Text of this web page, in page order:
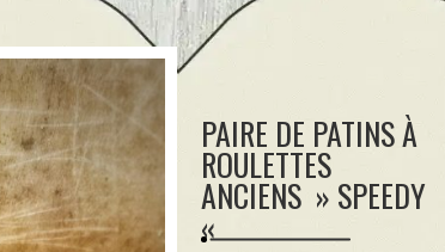
PAIRE DE PATINS À
ROULETTES
ANCIENS » SPEEDY
«